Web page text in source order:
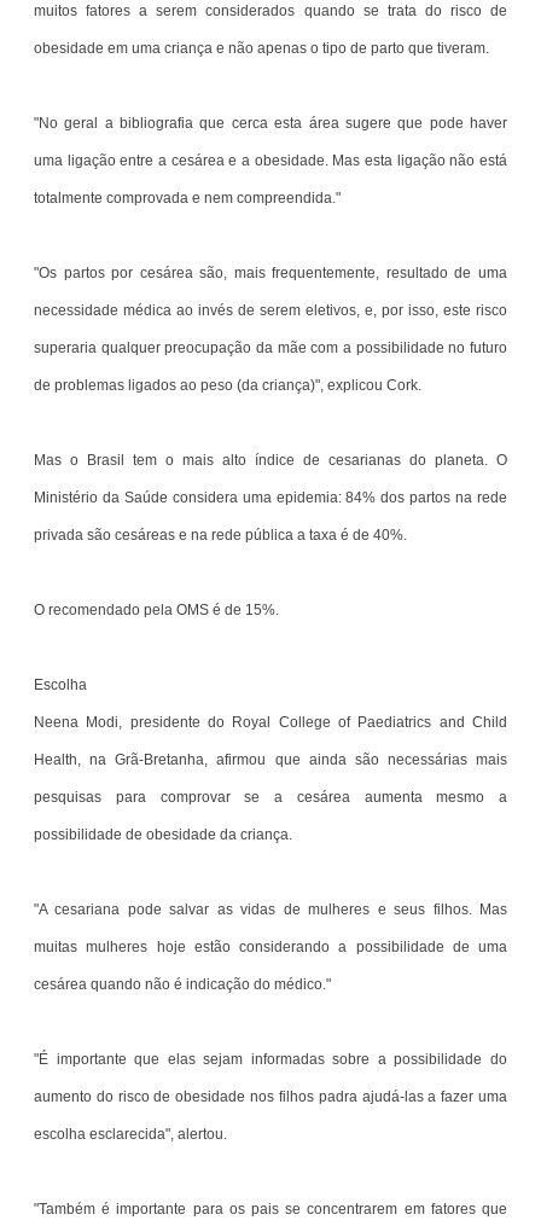
muitos fatores a serem considerados quando se trata do risco de
obesidade em uma criança e não apenas o tipo de parto que tiveram.
"No geral a bibliografia que cerca esta área sugere que pode haver
uma ligação entre a cesárea e a obesidade. Mas esta ligação não está
totalmente comprovada e nem compreendida."
"Os partos por cesárea são, mais frequentemente, resultado de uma
necessidade médica ao invés de serem eletivos, e, por isso, este risco
superaria qualquer preocupação da mãe com a possibilidade no futuro
de problemas ligados ao peso (da criança)", explicou Cork.
Mas o Brasil tem o mais alto índice de cesarianas do planeta. O
Ministério da Saúde considera uma epidemia: 84% dos partos na rede
privada são cesáreas e na rede pública a taxa é de 40%.
O recomendado pela OMS é de 15%.
Escolha
Neena Modi, presidente do Royal College of Paediatrics and Child
Health, na Grã-Bretanha, afirmou que ainda são necessárias mais
pesquisas para comprovar se a cesárea aumenta mesmo a
possibilidade de obesidade da criança.
"A cesariana pode salvar as vidas de mulheres e seus filhos. Mas
muitas mulheres hoje estão considerando a possibilidade de uma
cesárea quando não é indicação do médico."
"É importante que elas sejam informadas sobre a possibilidade do
aumento do risco de obesidade nos filhos padra ajudá-las a fazer uma
escolha esclarecida", alertou.
"Também é importante para os pais se concentrarem em fatores que